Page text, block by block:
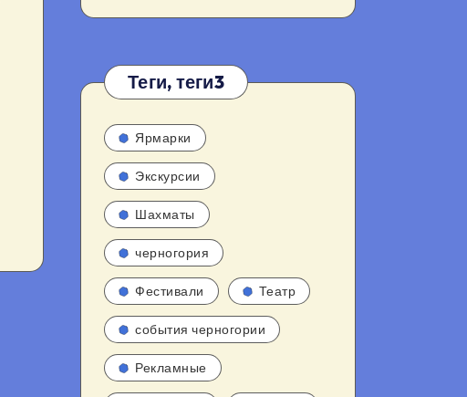
Теги, теги3
Ярмарки
Экскурсии
Шахматы
черногория
Фестивали Театр
события черногории
Рекламные